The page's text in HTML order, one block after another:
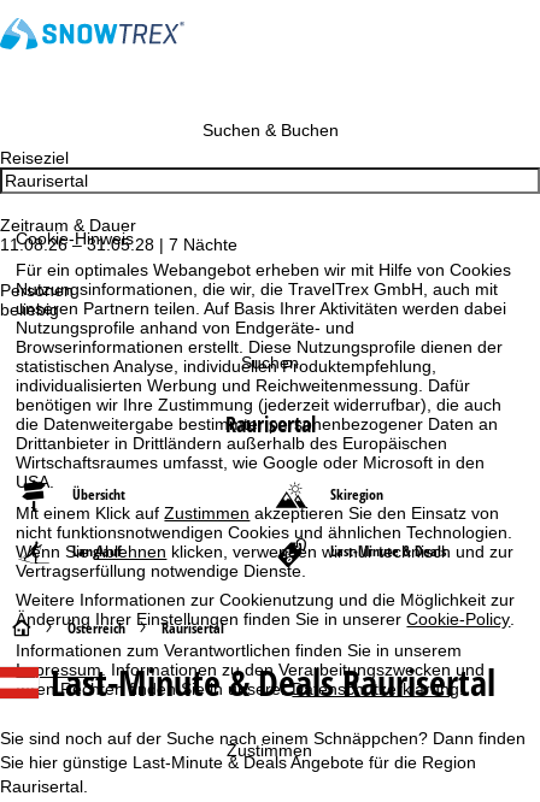
Cookie-Hinweis
Für ein optimales Webangebot erheben wir mit Hilfe von Cookies
Nutzungsinformationen, die wir, die TravelTrex GmbH, auch mit
unseren Partnern teilen. Auf Basis Ihrer Aktivitäten werden dabei
Nutzungsprofile anhand von Endgeräte- und
Browserinformationen erstellt. Diese Nutzungsprofile dienen der
statistischen Analyse, individuellen Produktempfehlung,
individualisierten Werbung und Reichweitenmessung. Dafür
benötigen wir Ihre Zustimmung (jederzeit widerrufbar), die auch
die Datenweitergabe bestimmter personenbezogener Daten an
Drittanbieter in Drittländern außerhalb des Europäischen
Wirtschaftsraumes umfasst, wie Google oder Microsoft in den
USA.
Mit einem Klick aufZustimmen akzeptieren Sie den Einsatz von
nicht funktionsnotwendigen Cookies und ähnlichen Technologien.
Wenn SieAblehnen klicken, verwenden wir nur technisch und zur
Vertragserfüllung notwendige Dienste.
Weitere Informationen zur Cookienutzung und die Möglichkeit zur
Änderung Ihrer Einstellungen finden Sie in unsererCookie-Policy.
Informationen zum Verantwortlichen finden Sie in unserem
Impressum. Informationen zu den Verarbeitungszwecken und
Ihren Rechten finden Sie in unsererDatenschutzerklärung.
Zustimmen
Suchen & Buchen
Reiseziel
Zeitraum & Dauer
11.08.26 – 31.05.28 | 7 Nächte
Personen
beliebig
Suchen
Raurisertal
Übersicht Skiregion
Langlauf Last-Minute & Deals
S
t
r
Österreich Raurisertal
Last-Minute & Deals Raurisertal
Sie sind noch auf der Suche nach einem Schnäppchen? Dann finden
Sie hier günstige Last-Minute & Deals Angebote für die Region
Raurisertal.